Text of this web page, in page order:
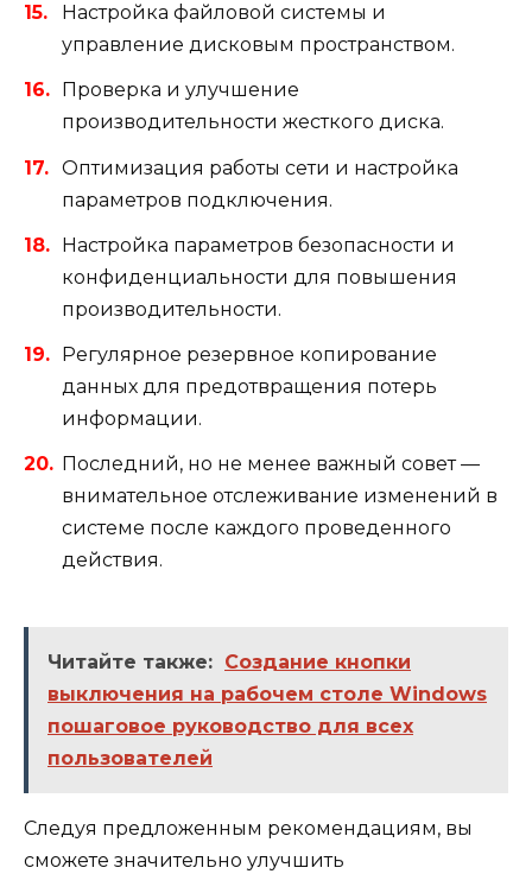
Настройка файловой системы и
управление дисковым пространством.
Проверка и улучшение
производительности жесткого диска.
Оптимизация работы сети и настройка
параметров подключения.
Настройка параметров безопасности и
конфиденциальности для повышения
производительности.
Регулярное резервное копирование
данных для предотвращения потерь
информации.
Последний, но не менее важный совет —
внимательное отслеживание изменений в
системе после каждого проведенного
действия.
Читайте также: Создание кнопки
выключения на рабочем столе Windows
пошаговое руководство для всех
пользователей
Следуя предложенным рекомендациям, вы
сможете значительно улучшить